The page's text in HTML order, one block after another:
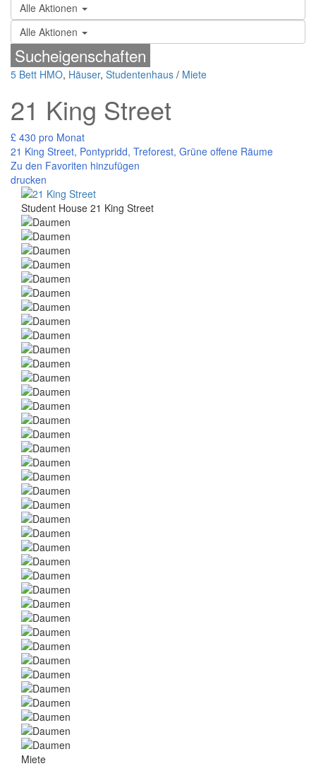
Alle Aktionen
Alle Aktionen
Sucheigenschaften
5 Bett HMO, Häuser, Studentenhaus / Miete
21 King Street
£ 430 pro Monat
21 King Street, Pontypridd, Treforest, Grüne offene Räume
Zu den Favoriten hinzufügen
drucken
Student House 21 King Street
Miete